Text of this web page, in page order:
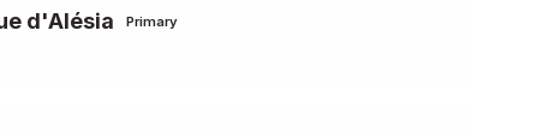
d'Alésia Primary